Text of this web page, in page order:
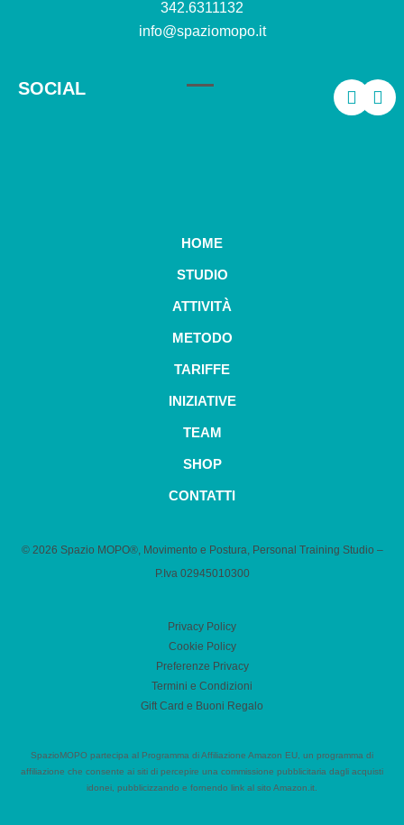
342.6311132
info@spaziomopo.it
SOCIAL
HOME
STUDIO
ATTIVITÀ
METODO
TARIFFE
INIZIATIVE
TEAM
SHOP
CONTATTI
© 2026 Spazio MOPO®, Movimento e Postura, Personal Training Studio –
P.Iva 0​2945010300
Privacy Policy
Cookie Policy
Preferenze Privacy
Termini e Condizioni
Gift Card e Buoni Regalo
SpazioMOPO partecipa al Programma di Affiliazione Amazon EU, un programma di
affiliazione che consente ai siti di percepire una commissione pubblicitaria dagli acquisti
idonei, pubblicizzando e fornendo link al sito Amazon.it.